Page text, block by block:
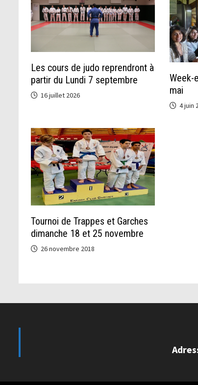
Les cours de judo reprendront à
partir du Lundi 7 septembre
16 juillet 2026
Week-
mai
4 juin
Tournoi de Trappes et Garches
dimanche 18 et 25 novembre
26 novembre 2018